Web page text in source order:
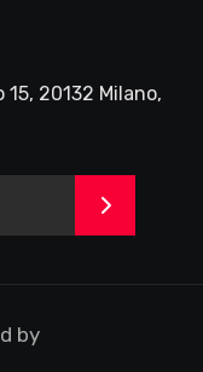
20132 Milano,
>
by